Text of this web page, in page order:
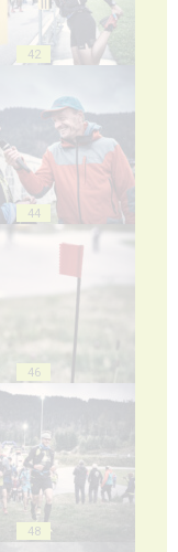
42
44
46
48